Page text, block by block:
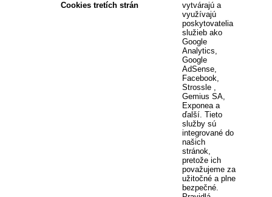
Cookies tretích strán
vytvárajú a
využívajú
poskytovatelia
služieb ako
Google
Analytics,
Google
AdSense,
Facebook,
Strossle ,
Gemius SA,
Exponea a
ďalší. Tieto
služby sú
integrované do
našich
stránok,
pretože ich
považujeme za
užitočné a plne
bezpečné.